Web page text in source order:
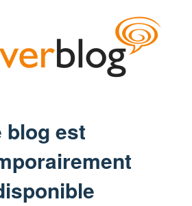
blog est